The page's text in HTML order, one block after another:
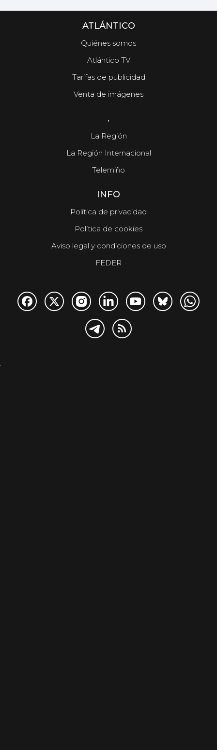
ATLÁNTICO
Quiénes somos
Atlántico TV
Tarifas de publicidad
Venta de imágenes
.
La Región
La Región Internacional
Telemiño
INFO
Política de privacidad
Política de cookies
Aviso legal y condiciones de uso
FEDER